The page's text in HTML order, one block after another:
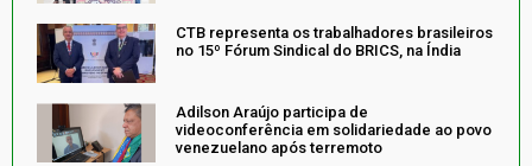
CTB representa os trabalhadores brasileiros
no 15º Fórum Sindical do BRICS, na Índia
Adilson Araújo participa de
videoconferência em solidariedade ao povo
venezuelano após terremoto